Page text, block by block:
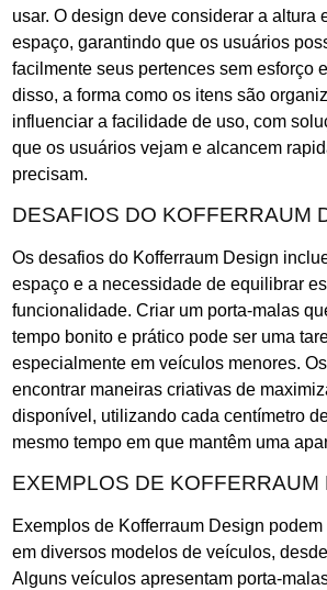
usar. O design deve considerar a altura
espaço, garantindo que os usuários
facilmente seus pertences sem esforço
disso, a forma como os itens são
influenciar a facilidade de uso, com
que os usuários vejam e alcancem
precisam.
DESAFIOS DO KOFFERRAUM
Os desafios do Kofferraum Design
espaço e a necessidade de equilibrar
funcionalidade. Criar um porta-malas
tempo bonito e prático pode ser uma
especialmente em veículos menores.
encontrar maneiras criativas de
disponível, utilizando cada centímetro
mesmo tempo em que mantêm uma
EXEMPLOS DE KOFFERRAUM
Exemplos de Kofferraum Design
em diversos modelos de veículos,
Alguns veículos apresentam porta-